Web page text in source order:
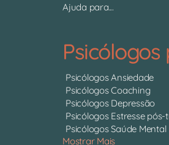
Ajuda para...
Psicólogos Ansiedade
Psicólogos Coaching
Psicólogos Depressão
Psicólogos Estresse
Psicólogos Saúde Mental
Mostrar Mais